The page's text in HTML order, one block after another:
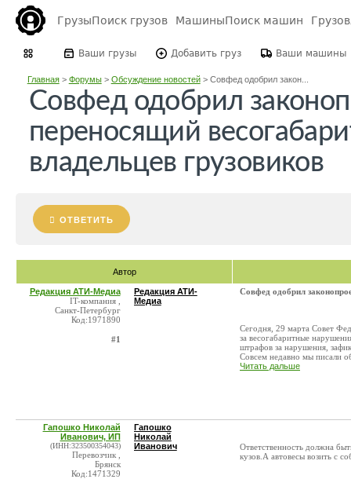
ГрузыПоиск грузов МашиныПоиск машин
Ваши грузы Добавить груз Ваши машины
Главная> Форумы> Обсуждение новостей> Совфед одобрил закон...
Совфед одобрил
переносящий
владельцев грузовиков
ОТВЕТИТЬ
Автор
Редакция АТИ-Медиа
IT-компания ,
Санкт-Петербург
Код:1971890
#1
Редакция АТИ-
Медиа
Совфед одобрил
Сегодня, 29 марта Совет
за весогабаритные
штрафов за нарушения,
Совсем недавно мы писали
Читать дальше
Гапошко Николай
Иванович, ИП
(ИНН:323500354043)
Перевозчик ,
Брянск
Код:1471329
Гапошко
Николай
Иванович
Ответственность должна
кузов.А автовесы возить с